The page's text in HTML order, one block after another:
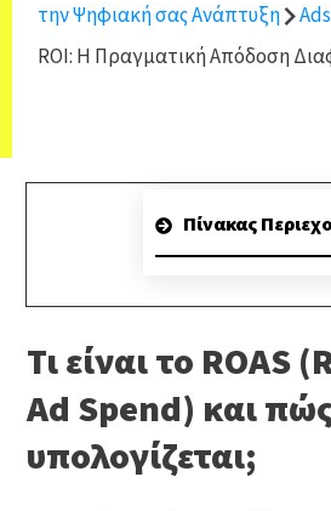
την Ψηφιακή σας Ανάπτυξη
ROI: Η Πραγματική Απόδοση
Πίνακας
Τι είναι το ROAS
Ad Spend) και
υπολογίζεται;